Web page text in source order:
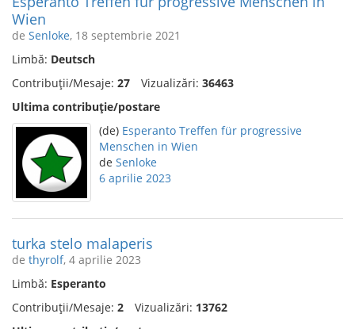
Wien
de Senloke, 18 septembrie 2021
Limbă: Deutsch
Contribuții/Mesaje: 27 Vizualizări: 36463
Ultima contribuție/postare
(de) Esperanto Treffen für progressive
Menschen in Wien
de Senloke
6 aprilie 2023
turka stelo malaperis
de thyrolf, 4 aprilie 2023
Limbă: Esperanto
Contribuții/Mesaje: 2 Vizualizări: 13762